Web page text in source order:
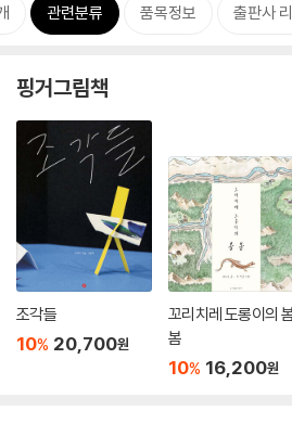
관련분류 품목정보 출판사
핑거그림책
조각들
10% 20,700원
꼬리치레 도롱이의
봄
10% 16,200원